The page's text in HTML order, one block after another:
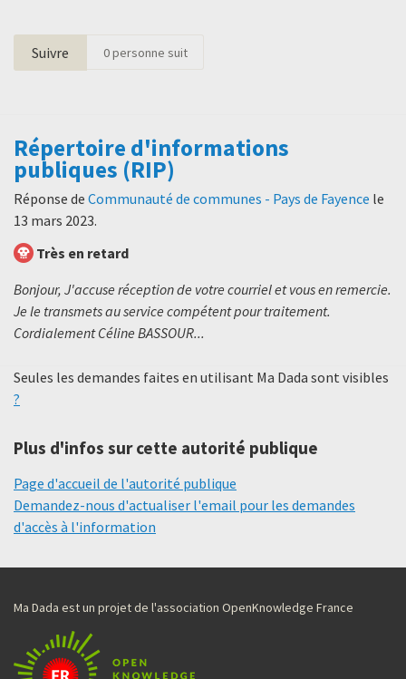
Suivre 0personne suit
Répertoire d'informations
publiques (RIP)
Réponse de Communauté de communes - Pays de Fayence le
13 mars 2023.
Très en retard
Bonjour, J'accuse réception de votre courriel et vous en remercie.
Je le transmets au service compétent pour traitement.
Cordialement Céline BASSOUR...
Seules les demandes faites en utilisant Ma Dada sont visibles
?
Plus d'infos sur cette autorité publique
Page d'accueil de l'autorité publique
Demandez-nous d'actualiser l'email pour les demandes
d'accès à l'information
Ma Dada est un projet de l'association OpenKnowledge France